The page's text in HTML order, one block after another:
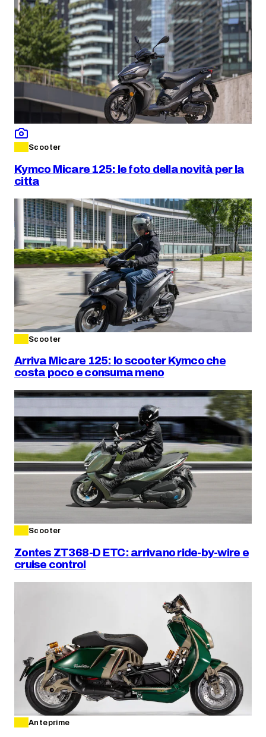
Scooter
Kymco Micare 125: le foto della novità per la
citta
Scooter
Arriva Micare 125: lo scooter Kymco che
costa poco e consuma meno
Scooter
Zontes ZT368-D ETC: arrivano ride-by-wire e
cruise control
Anteprime